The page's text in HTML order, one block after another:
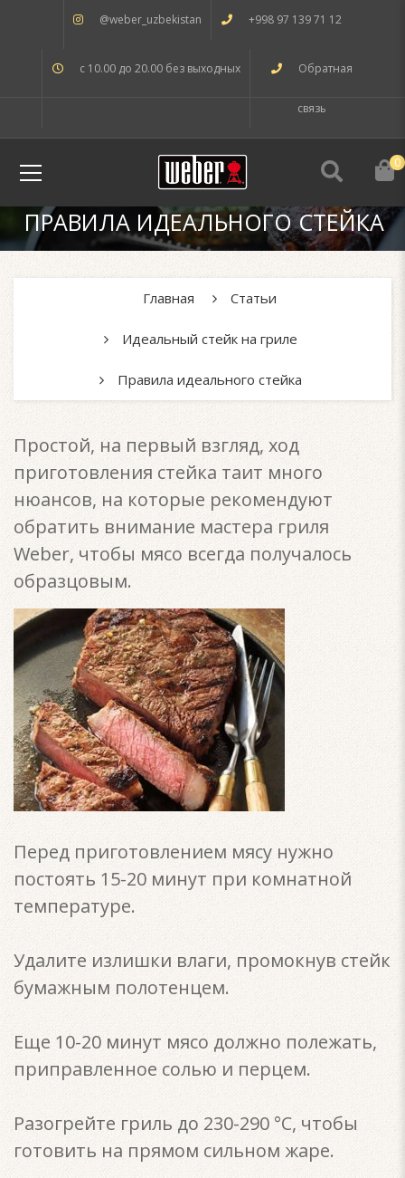
@weber_uzbekistan +998 97 139 71 12
с 10.00 до 20.00 без выходных Обратная
связь
0
ПРАВИЛА ИДЕАЛЬНОГО СТЕЙКА
Главная Статьи
Идеальный стейк на гриле
Правила идеального стейка
Простой, на первый взгляд, ход
приготовления стейка таит много
нюансов, на которые рекомендуют
обратить внимание мастера гриля
Weber, чтобы мясо всегда получалось
образцовым.
Перед приготовлением мясу нужно
постоять 15-20 минут при комнатной
температуре.
Удалите излишки влаги, промокнув стейк
бумажным полотенцем.
Еще 10-20 минут мясо должно полежать,
приправленное солью и перцем.
Разогрейте гриль до 230-290 °С, чтобы
готовить на прямом сильном жаре.